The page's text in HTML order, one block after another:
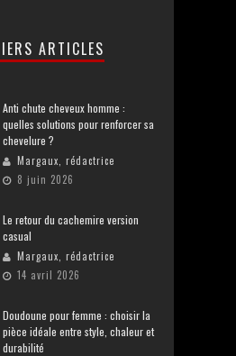
ARTICLES
Anti chute cheveux homme :
quelles solutions pour renforcer sa
chevelure ?
Margaux, rédactrice
8 juin 2026
Le retour du cachemire version
casual
Margaux, rédactrice
14 avril 2026
Doudoune pour femme : choisir la
pièce idéale entre style, chaleur et
durabilité